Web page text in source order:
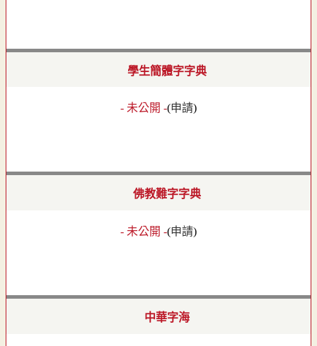
學生簡體字字典
- 未公開 -(申請)
佛教難字字典
- 未公開 -(申請)
中華字海